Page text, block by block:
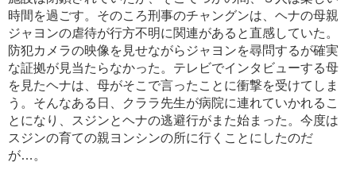
時間を過ごす。そのころ刑事のチャングンは、ヘナの母親
ジャヨンの虐待が行方不明に関連があると直感していた。
防犯カメラの映像を見せながらジャヨンを尋問するが確実
な証拠が見当たらなかった。テレビでインタビューする母
を見たヘナは、母がそこで言ったことに衝撃を受けてしま
う。そんなある日、クララ先生が病院に連れていかれるこ
とになり、スジンとヘナの逃避行がまた始まった。今度は
スジンの育ての親ヨンシンの所に行くことにしたのだ
が…。